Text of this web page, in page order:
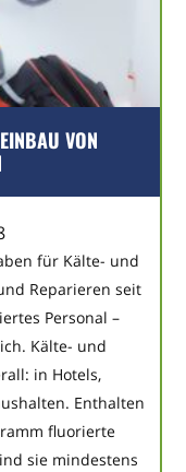
VON
für Kälte- und
Reparieren seit
Personal –
Kälte- und
in Hotels,
Enthalten
fluorierte
sie mindestens